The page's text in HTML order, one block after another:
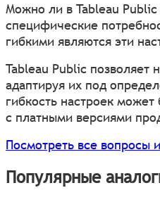
Можно ли в Tableau
специфические
гибкими являются эти
Tableau Public позволяет
адаптируя их под
гибкость настроек
с платными версиями
Посмотреть все вопросы
Популярные